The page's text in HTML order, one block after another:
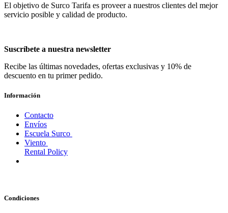
El objetivo de Surco Tarifa es proveer a nuestros clientes del mejor
servicio posible y calidad de producto.
Suscríbete a nuestra newsletter
Recibe las últimas novedades, ofertas exclusivas y 10% de
descuento en tu primer pedido.
Información
Contacto
Envíos
Escuela Surco
Viento
Rental Policy
Condiciones